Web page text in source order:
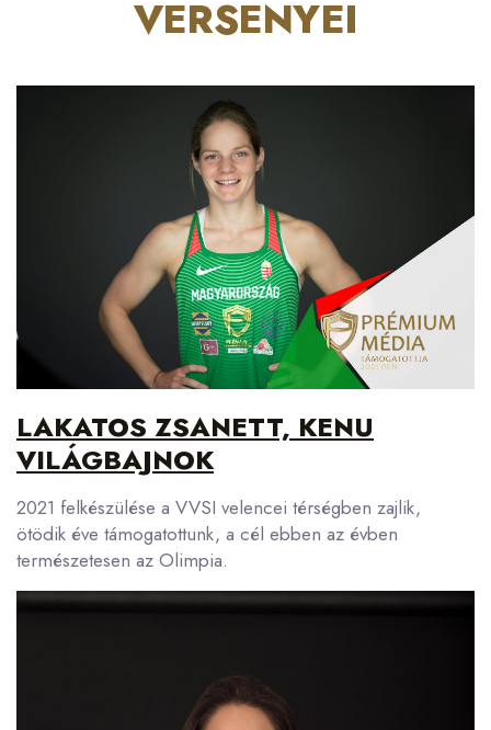
VERSENYEI
LAKATOS ZSANETT, KENU
VILÁGBAJNOK
2021 felkészülése a VVSI velencei térségben zajlik,
ötödik éve támogatottunk, a cél ebben az évben
természetesen az Olimpia.